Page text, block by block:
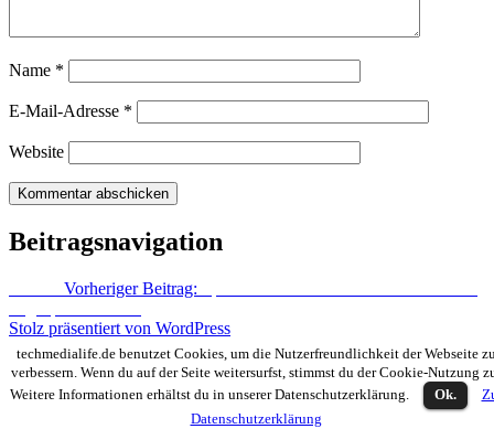
Name *
E-Mail-Adresse *
Website
Beitragsnavigation
Vorheriger Beitrag:
Stolz präsentiert von WordPress
techmedialife.de benutzet Cookies, um die Nutzerfreundlichkeit der Webseite
verbessern. Wenn du auf der Seite weitersurfst, stimmst du der Cookie-Nutzung
Weitere Informationen erhältst du in unserer Datenschutzerklärung.
Ok.
Datenschutzerklärung